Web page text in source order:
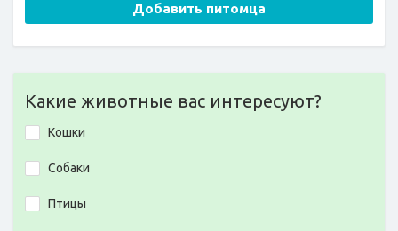
Добавить питомца
Какие животные вас интересуют?
Кошки
Собаки
Птицы